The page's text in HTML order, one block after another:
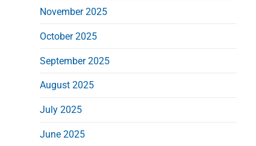
November 2025
October 2025
September 2025
August 2025
July 2025
June 2025